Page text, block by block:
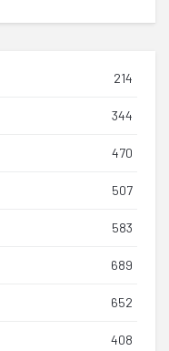
214
344
470
507
583
689
652
408